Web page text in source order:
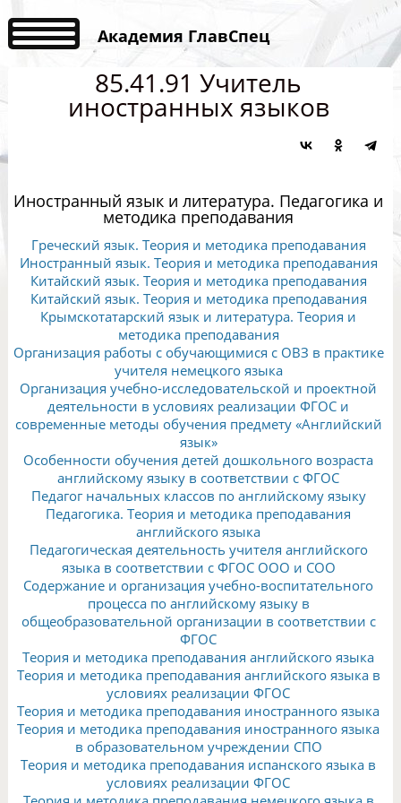
Академия ГлавСпец
85.41.91 Учитель
иностранных языков
Иностранный язык и литература. Педагогика и
методика преподавания
Греческий язык. Теория и методика преподавания
Иностранный язык. Теория и методика преподавания
Китайский язык. Теория и методика преподавания
Китайский язык. Теория и методика преподавания
Крымскотатарский язык и литература. Теория и
методика преподавания
Организация работы с обучающимися с ОВЗ в практике
учителя немецкого языка
Организация учебно-исследовательской и проектной
деятельности в условиях реализации ФГОС и
современные методы обучения предмету «Английский
язык»
Особенности обучения детей дошкольного возраста
английскому языку в соответствии с ФГОС
Педагог начальных классов по английскому языку
Педагогика. Теория и методика преподавания
английского языка
Педагогическая деятельность учителя английского
языка в соответствии с ФГОС ООО и СОО
Содержание и организация учебно-воспитательного
процесса по английскому языку в
общеобразовательной организации в соответствии с
ФГОС
Теория и методика преподавания английского языка
Теория и методика преподавания английского языка в
условиях реализации ФГОС
Теория и методика преподавания иностранного языка
Теория и методика преподавания иностранного языка
в образовательном учреждении СПО
Теория и методика преподавания испанского языка в
условиях реализации ФГОС